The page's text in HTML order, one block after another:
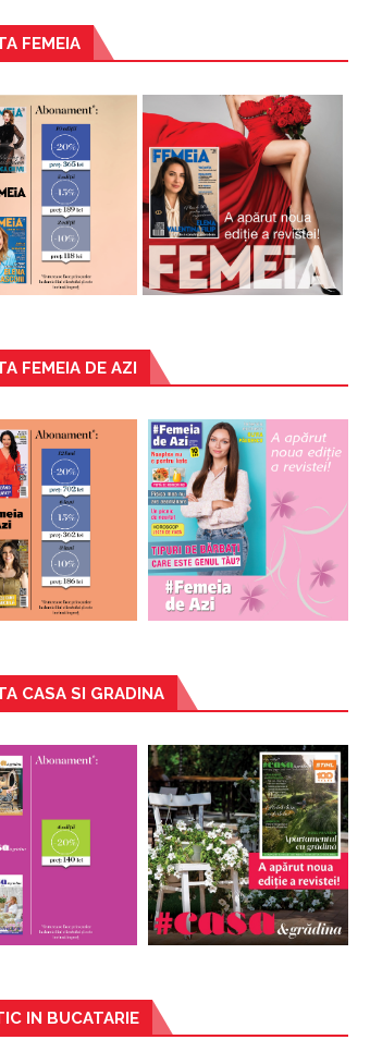
FEMEIA
FEMEIA DE AZI
CASA SI GRADINA
IN BUCATARIE